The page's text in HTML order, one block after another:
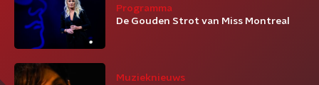
Programma
De Gouden Strot van Miss Montreal
Muzieknieuws